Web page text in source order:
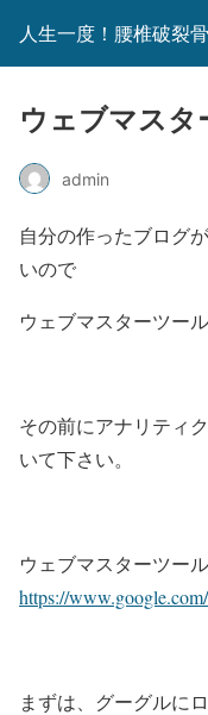
人生一度！腰椎破裂
ウェブマスタ
admin
自分の作ったブログ
いので
ウェブマスターツー
その前にアナリティ
いて下さい。
ウェブマスターツール
https://
まずは、グーグルに